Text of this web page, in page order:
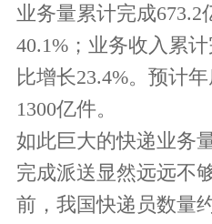
业务量累计完成673.2
40.1%；业务收入累
比增长23.4%。预计
1300亿件。
如此巨大的快递业务
完成派送显然远远不
前，我国快递员数量